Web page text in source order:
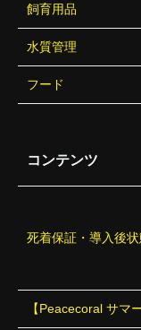
飼育用品
水質管理
フード
コンテンツ
死着保証・導入後
【Peacecoral サマ